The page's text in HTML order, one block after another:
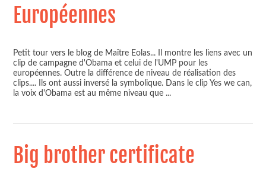
Européennes
Petit tour vers le blog de Maître Eolas... Il montre les liens avec un
clip de campagne d'Obama et celui de l'UMP pour les
européennes. Outre la différence de niveau de réalisation des
clips.... Ils ont aussi inversé la symbolique. Dans le clip Yes we can,
la voix d'Obama est au même niveau que ...
Big brother certificate